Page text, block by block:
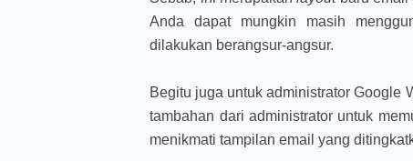
Anda dapat mungkin masih
dilakukan berangsur-angsur.
Begitu juga untuk administrator Google
tambahan dari administrator untuk
menikmati tampilan email yang